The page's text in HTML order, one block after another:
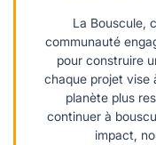
La Bouscule,
communauté
pour construire
chaque projet vise
planète plus
continuer à
impact,